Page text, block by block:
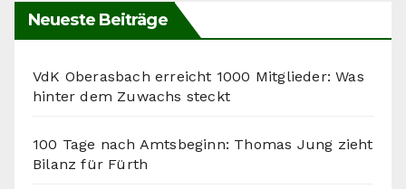
Neueste Beiträge
VdK Oberasbach erreicht 1000 Mitglieder: Was
hinter dem Zuwachs steckt
100 Tage nach Amtsbeginn: Thomas Jung zieht
Bilanz für Fürth